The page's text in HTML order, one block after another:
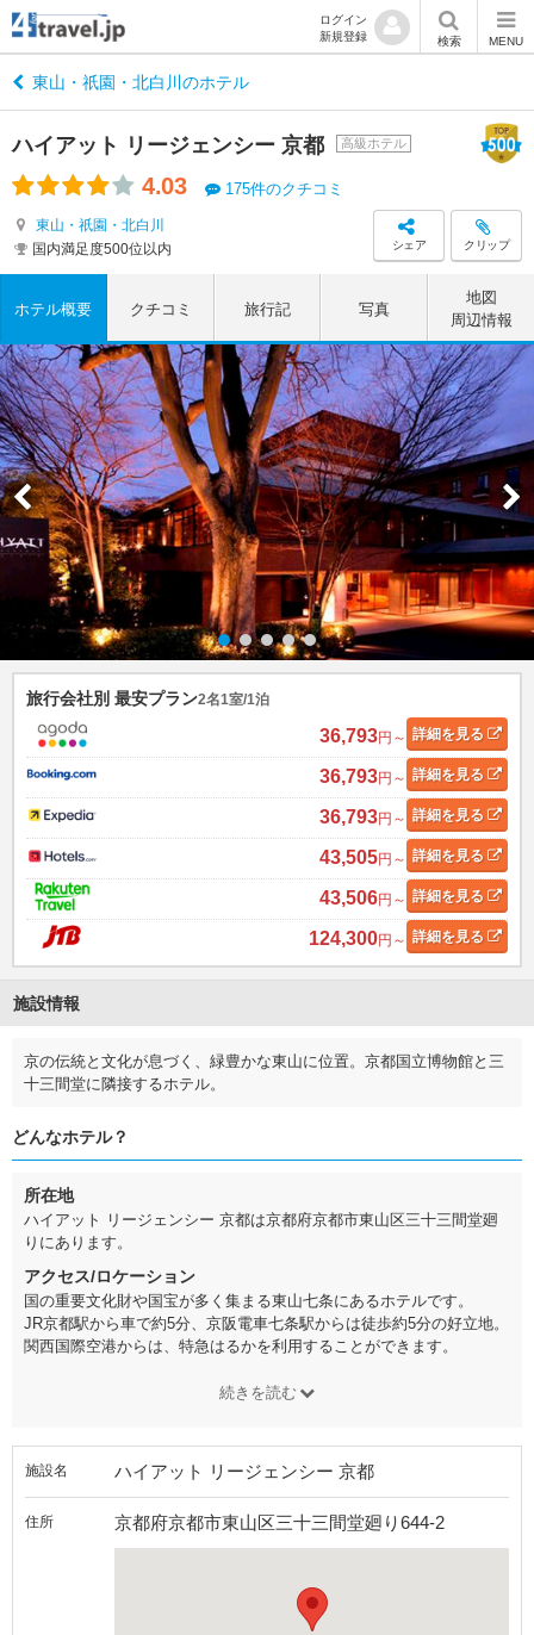
ログイン
新規登録
検索 MENU
東山・祇園・北白川のホテル
ハイアット リージェンシー 京都 高級ホテル
4.03 175件のクチコミ
東山・祇園・北白川
国内満足度500位以内
シェア クリップ
ホテル概要 クチコミ 旅行記 写真
地図
周辺情報
旅行会社別 最安プラン2名1室/1泊
36,793円～ 詳細を見る
36,793円～ 詳細を見る
36,793円～ 詳細を見る
43,505円～ 詳細を見る
43,506円～ 詳細を見る
124,300円～ 詳細を見る
施設情報
京の伝統と文化が息づく、緑豊かな東山に位置。京都国立博物館と三
十三間堂に隣接するホテル。
どんなホテル？
所在地
ハイアット リージェンシー 京都は京都府京都市東山区三十三間堂廻
りにあります。
アクセス/ロケーション
国の重要文化財や国宝が多く集まる東山七条にあるホテルです。
JR京都駅から車で約5分、京阪電車七条駅からは徒歩約5分の好立地。
関西国際空港からは、特急はるかを利用することができます。
続きを読む
施設名 ハイアット リージェンシー 京都
住所 京都府京都市東山区三十三間堂廻り644-2